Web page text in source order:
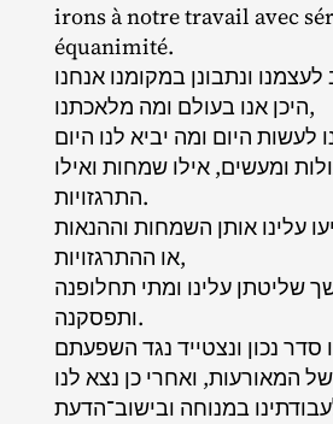
irons à notre travail avec
équanimité.
היכן אנו בעולם ומה מלאכתנו,
ומעשים, אילו שמחות ואילו
התרגזויות.
עלינו אותן השמחות וההנאות
או ההתרגזויות,
שליטתן עלינו ומתי תחלופנה
ותפסקנה.
סדר נכון ונצטייד נגד השפעתם
המאורעות, ואחרי כן נצא לנו
במנוחה ובישוב־הדעת